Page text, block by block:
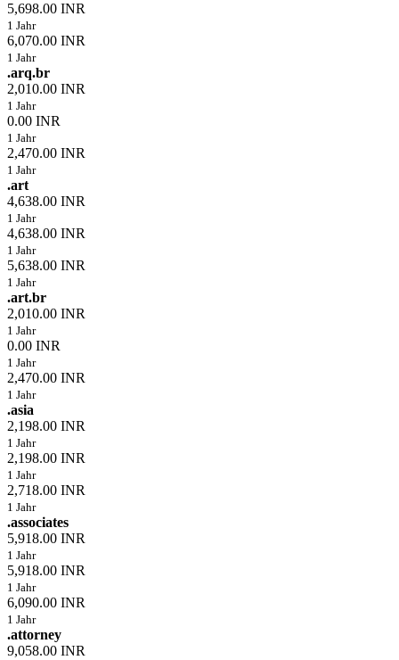
5,698.00 INR
1 Jahr
6,070.00 INR
1 Jahr
.arq.br
2,010.00 INR
1 Jahr
0.00 INR
1 Jahr
2,470.00 INR
1 Jahr
.art
4,638.00 INR
1 Jahr
4,638.00 INR
1 Jahr
5,638.00 INR
1 Jahr
.art.br
2,010.00 INR
1 Jahr
0.00 INR
1 Jahr
2,470.00 INR
1 Jahr
.asia
2,198.00 INR
1 Jahr
2,198.00 INR
1 Jahr
2,718.00 INR
1 Jahr
.associates
5,918.00 INR
1 Jahr
5,918.00 INR
1 Jahr
6,090.00 INR
1 Jahr
.attorney
9,058.00 INR